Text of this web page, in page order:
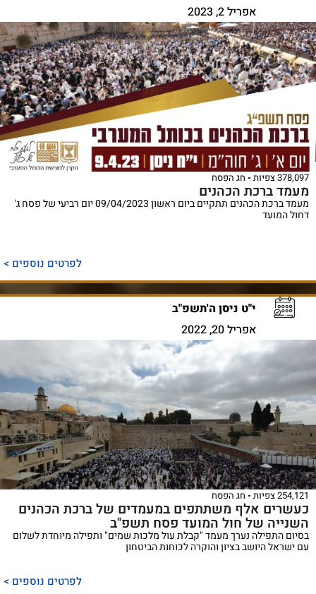
אפריל 2, 2023
378,097 צפיות חג הפסח
מעמד ברכת הכהנים
מעמד ברכת הכהנים תתקיים ביום ראשון 09/04/2023 יום רביעי של פסח ג'
דחול המועד
לפרטים נוספים >
י"ט ניסן ה'תשפ"ב
אפריל 20, 2022
254,121 צפיות חג הפסח
כעשרים אלף משתתפים במעמדים של ברכת הכהנים
השנייה של חול המועד פסח תשפ"ב
בסיום התפילה נערך מעמד "קבלת עול מלכות שמים" ותפילה מיוחדת לשלום
עם ישראל היושב בציון והוקרה לכוחות הביטחון
לפרטים נוספים >